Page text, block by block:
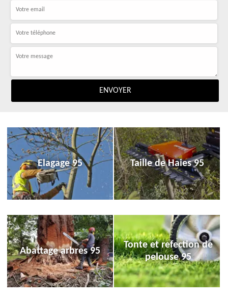
Elagage 95 Taille de Haies 95
Abattage arbres 95
Tonte et refection de
pelouse 95